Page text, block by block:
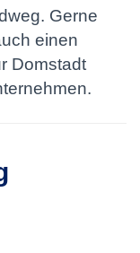
Gerne
einen
Domstadt